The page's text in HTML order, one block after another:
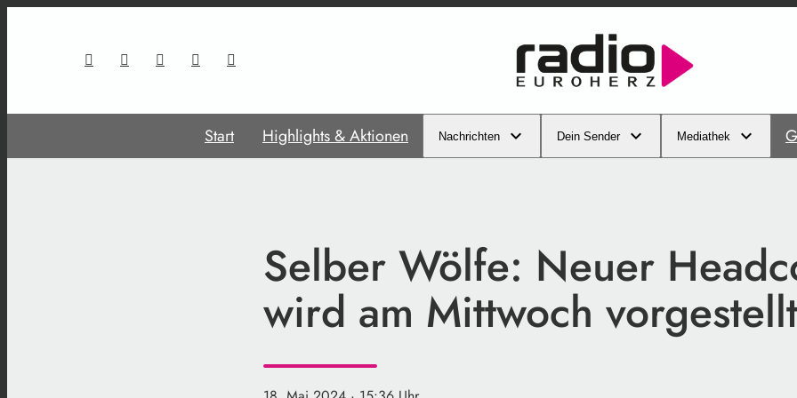
Start Highlights & Aktionen Nachrichten Dein Sender Mediathek
Selber Wölfe: Neuer
wird am Mittwoch vorgestellt